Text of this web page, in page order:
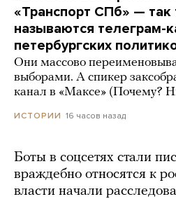
«Транспорт СПб» — так
называются телеграм-
петербургских
Они массово
выборами. А спикер
канал в «Максе» (Почему?
ИСТОРИИ 16 часов назад
Боты в соцсетях стали
враждебно относятся к
власти начали